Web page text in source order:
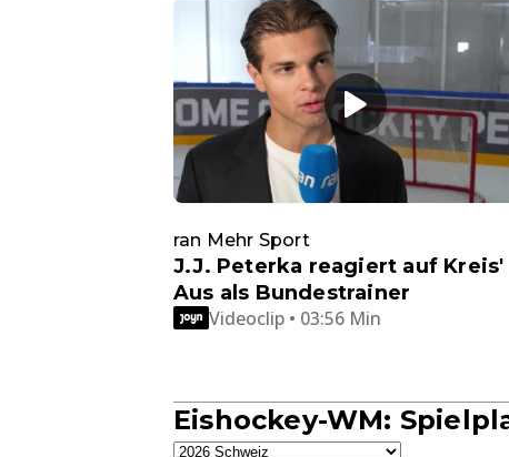
ran Mehr Sport
J.J. Peterka reagiert auf Kreis'
Aus als Bundestrainer
Videoclip • 03:56 Min
Eishockey-WM: